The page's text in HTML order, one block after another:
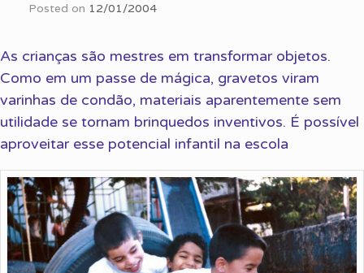
Posted on 12/01/2004
As crianças são mestres em transformar objetos.
Como em um passe de mágica, gravetos viram
varinhas de condão, materiais aparentemente sem
utilidade se tornam brinquedos inventivos. É possível
aproveitar esse potencial infantil na escola